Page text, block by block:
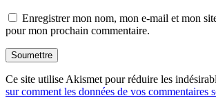
Enregistrer mon nom, mon e-mail et mon
pour mon prochain commentaire.
Soumettre
Ce site utilise Akismet pour réduire les
sur comment les données de vos commentaires